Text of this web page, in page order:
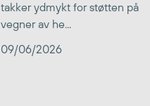
takker ydmykt for støtten på
vegner av he...
09/06/2026